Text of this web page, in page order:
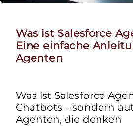
Was ist Salesforce
Eine einfache
Agenten
Was ist Salesforce
Chatbots – sondern
Agenten, die denken